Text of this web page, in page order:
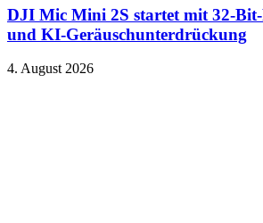
DJI Mic Mini 2S startet mit 32-
und KI-Geräuschunterdrückung
4. August 2026